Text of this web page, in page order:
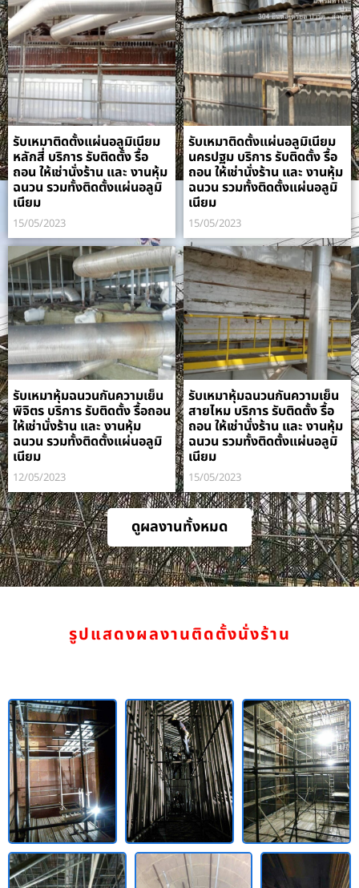
รับเหมาติดตั้งแผ่นอลูมิเนียม
หลักสี่ บริการ รับติดตั้ง รื้อ
ถอน ให้เช่านั่งร้าน และ งานหุ้ม
ฉนวน รวมทั้งติดตั้งแผ่นอลูมิ
เนียม
15/05/2023
รับเหมาติดตั้งแผ่นอลูมิเนียม
นครปฐม บริการ รับติดตั้ง รื้อ
ถอน ให้เช่านั่งร้าน และ งานหุ้ม
ฉนวน รวมทั้งติดตั้งแผ่นอลูมิ
เนียม
15/05/2023
รับเหมาหุ้มฉนวนกันความเย็น
พิจิตร บริการ รับติดตั้ง รื้อถอน
ให้เช่านั่งร้าน และ งานหุ้ม
ฉนวน รวมทั้งติดตั้งแผ่นอลูมิ
เนียม
12/05/2023
รับเหมาหุ้มฉนวนกันความเย็น
สายไหม บริการ รับติดตั้ง รื้อ
ถอน ให้เช่านั่งร้าน และ งานหุ้ม
ฉนวน รวมทั้งติดตั้งแผ่นอลูมิ
เนียม
15/05/2023
ดูผลงานทั้งหมด
รูปแสดงผลงานติดตั้งนั่งร้าน